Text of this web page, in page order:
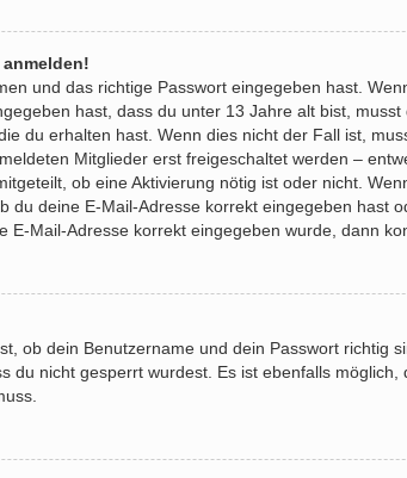
und das richtige Passwort eingegeben hast.
hast, dass du unter 13 Jahre alt bist,
du erhalten hast. Wenn dies nicht der Fall ist,
Mitglieder erst freigeschaltet werden –
ob eine Aktivierung nötig ist oder nicht.
du deine E-Mail-Adresse korrekt eingegeben hast
Mail-Adresse korrekt eingegeben wurde, dann
ob dein Benutzername und dein Passwort richtig
du nicht gesperrt wurdest. Es ist ebenfalls